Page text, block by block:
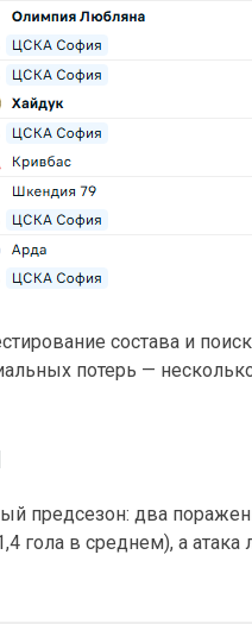
состава и
потерь —
предсезон: два
гола в среднем), а